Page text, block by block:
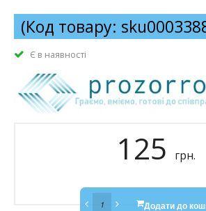
(Код товару:
Є в наявності
125 грн.
Додати до